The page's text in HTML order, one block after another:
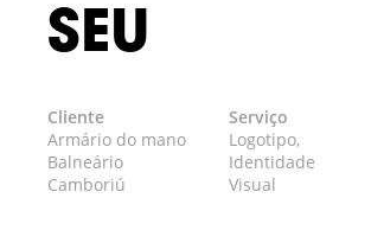
SEU
Cliente
Armário do mano
Balneário
Camboriú
Serviço
Logotipo,
Identidade
Visual